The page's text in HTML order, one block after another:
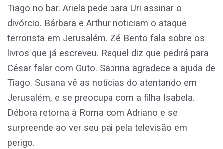
Tiago no bar. Ariela pede para Uri assinar o
divórcio. Bárbara e Arthur noticiam o ataque
terrorista em Jerusalém. Zé Bento fala sobre os
livros que já escreveu. Raquel diz que pedirá para
César falar com Guto. Sabrina agradece a ajuda de
Tiago. Susana vê as notícias do atentando em
Jerusalém, e se preocupa com a filha Isabela.
Débora retorna à Roma com Adriano e se
surpreende ao ver seu pai pela televisão em
perigo.